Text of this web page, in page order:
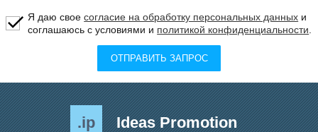
Я даю своесогласие на обработку персональных данных и
соглашаюсь с условиями и политикой конфиденциальности
ОТПРАВИТЬ ЗАПРОС
.ip Ideas Promotion